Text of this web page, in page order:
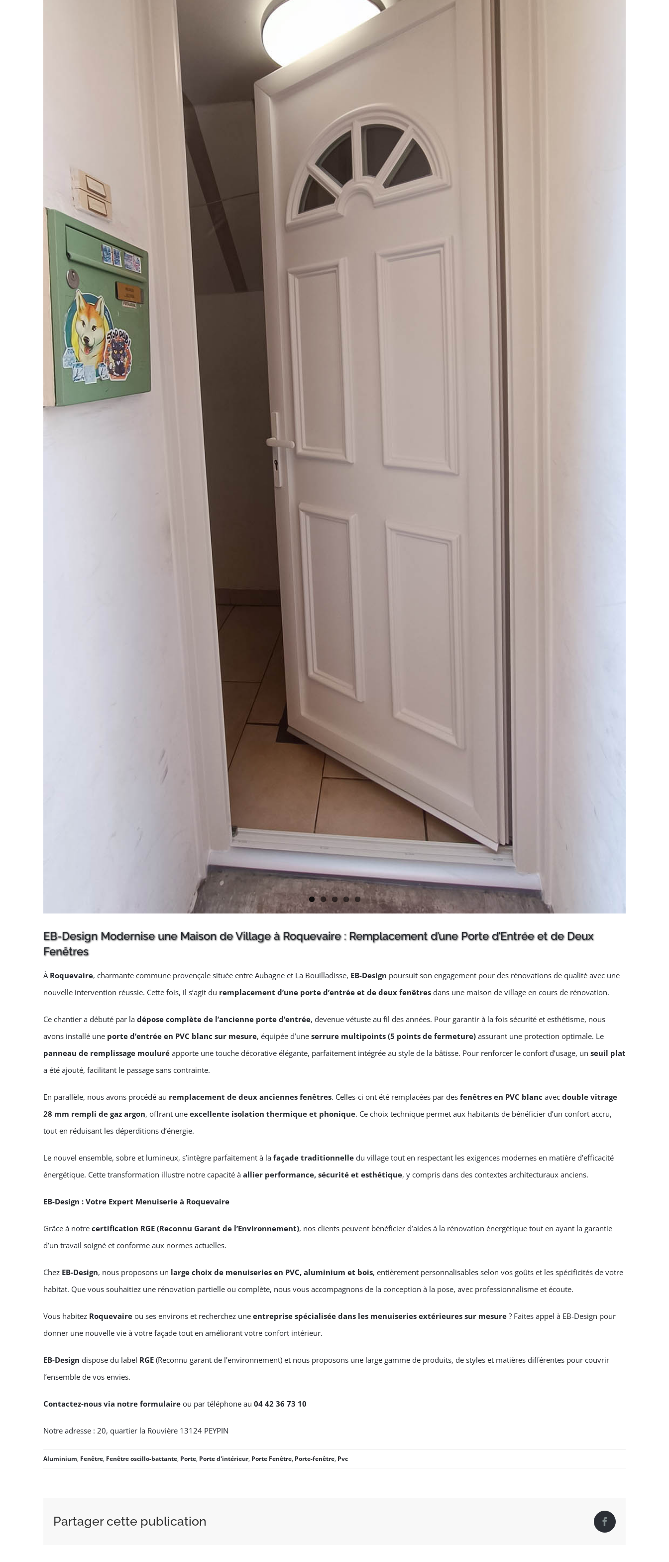
EB-Design Modernise une Maison de Village à Roquevaire : Remplacement d’une Porte d’Entrée et de Deux
Fenêtres
À Roquevaire, charmante commune provençale située entre Aubagne et La Bouilladisse, EB-Design poursuit son engagement pour des rénovations de qualité avec une
nouvelle intervention réussie. Cette fois, il s’agit du remplacement d’une porte d’entrée et de deux fenêtres dans une maison de village en cours de rénovation.
Ce chantier a débuté par la dépose complète de l’ancienne porte d’entrée, devenue vétuste au fil des années. Pour garantir à la fois sécurité et esthétisme, nous
avons installé une porte d’entrée en PVC blanc sur mesure, équipée d’une serrure multipoints (5 points de fermeture) assurant une protection optimale. Le
panneau de remplissage mouluré apporte une touche décorative élégante, parfaitement intégrée au style de la bâtisse. Pour renforcer le confort d’usage, un seuil plat
a été ajouté, facilitant le passage sans contrainte.
En parallèle, nous avons procédé au remplacement de deux anciennes fenêtres. Celles-ci ont été remplacées par des fenêtres en PVC blanc avec double vitrage
28 mm rempli de gaz argon, offrant une excellente isolation thermique et phonique. Ce choix technique permet aux habitants de bénéficier d’un confort accru,
tout en réduisant les déperditions d’énergie.
Le nouvel ensemble, sobre et lumineux, s’intègre parfaitement à la façade traditionnelle du village tout en respectant les exigences modernes en matière d’efficacité
énergétique. Cette transformation illustre notre capacité à allier performance, sécurité et esthétique, y compris dans des contextes architecturaux anciens.
EB-Design : Votre Expert Menuiserie à Roquevaire
Grâce à notre certification RGE (Reconnu Garant de l’Environnement), nos clients peuvent bénéficier d’aides à la rénovation énergétique tout en ayant la garantie
d’un travail soigné et conforme aux normes actuelles.
Chez EB-Design, nous proposons un large choix de menuiseries en PVC, aluminium et bois, entièrement personnalisables selon vos goûts et les spécificités de votre
habitat. Que vous souhaitiez une rénovation partielle ou complète, nous vous accompagnons de la conception à la pose, avec professionnalisme et écoute.
Vous habitez Roquevaire ou ses environs et recherchez une entreprise spécialisée dans les menuiseries extérieures sur mesure ? Faites appel à EB-Design pour
donner une nouvelle vie à votre façade tout en améliorant votre confort intérieur.
EB-Design dispose du label RGE (Reconnu garant de l’environnement) et nous proposons une large gamme de produits, de styles et matières différentes pour couvrir
l’ensemble de vos envies.
Contactez-nous via notre formulaire ou par téléphone au 04 42 36 73 10
Notre adresse : 20, quartier la Rouvière 13124 PEYPIN
Aluminium, Fenêtre, Fenêtre oscillo-battante, Porte, Porte d'intérieur, Porte Fenêtre, Porte-fenêtre, Pvc
Partager cette publication Facebook